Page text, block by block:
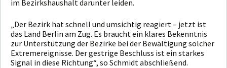
im Bezirkshaushalt darunter leiden.
„Der Bezirk hat schnell und umsichtig reagiert – jetzt ist
das Land Berlin am Zug. Es braucht ein klares Bekenntnis
zur Unterstützung der Bezirke bei der Bewältigung solcher
Extremereignisse. Der gestrige Beschluss ist ein starkes
Signal in diese Richtung“, so Schmidt abschließend.